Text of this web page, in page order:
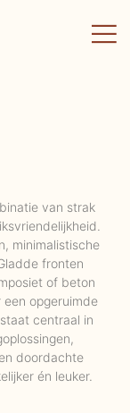
van strak
minimalistische
fronten
of beton
opgeruimde
centraal in
doordachte
én leuker.